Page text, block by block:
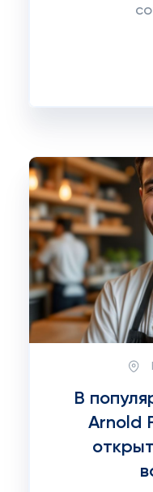
В
Arnold